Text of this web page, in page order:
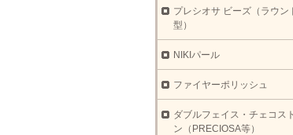
プレシオサ ビーズ（ラウン
型）
NIKIパール
ファイヤーポリッシュ
ダブルフェイス・チェコス
ン（PRECIOSA等）